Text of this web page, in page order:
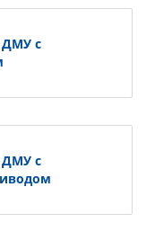
ДМУ с
ДМУ с